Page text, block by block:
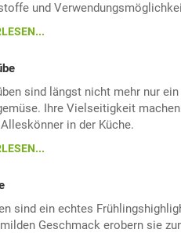
und
sind längst nicht mehr nur
Ihre Vielseitigkeit
in der Küche.
sind ein echtes
Geschmack erobern sie